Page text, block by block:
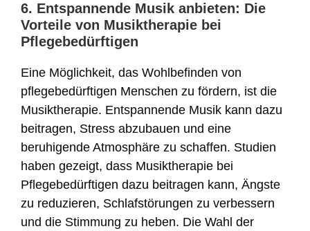
6. Entspannende Musik anbieten: Die
Vorteile von Musiktherapie bei
Pflegebedürftigen
Eine Möglichkeit, das Wohlbefinden von
pflegebedürftigen Menschen zu fördern, ist die
Musiktherapie. Entspannende Musik kann dazu
beitragen, Stress abzubauen und eine
beruhigende Atmosphäre zu schaffen. Studien
haben gezeigt, dass Musiktherapie bei
Pflegebedürftigen dazu beitragen kann, Ängste
zu reduzieren, Schlafstörungen zu verbessern
und die Stimmung zu heben. Die Wahl der